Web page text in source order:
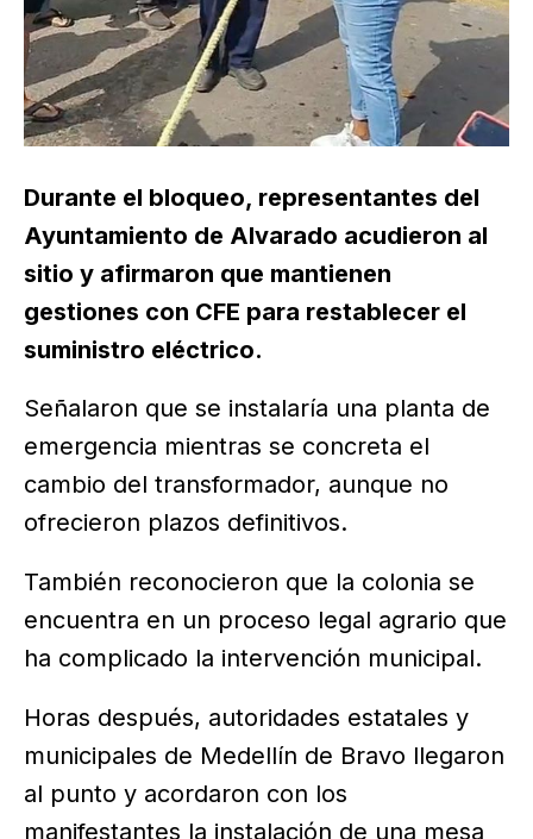
Durante el bloqueo, representantes del
Ayuntamiento de Alvarado acudieron al
sitio y afirmaron que mantienen
gestiones con CFE para restablecer el
suministro eléctrico.
Señalaron que se instalaría una planta de
emergencia mientras se concreta el
cambio del transformador, aunque no
ofrecieron plazos definitivos.
También reconocieron que la colonia se
encuentra en un proceso legal agrario que
ha complicado la intervención municipal.
Horas después, autoridades estatales y
municipales de Medellín de Bravo llegaron
al punto y acordaron con los
manifestantes la instalación de una mesa